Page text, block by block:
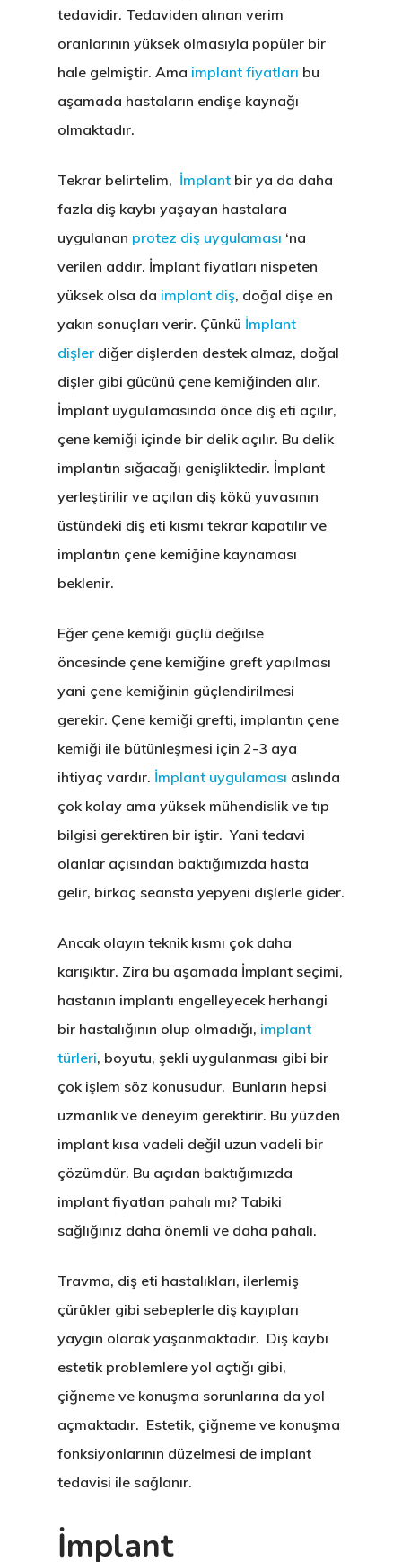
tedavidir. Tedaviden alınan verim
oranlarının yüksek olmasıyla popüler bir
hale gelmiştir. Ama implant fiyatları bu
aşamada hastaların endişe kaynağı
olmaktadır.
Tekrar belirtelim, İmplant bir ya da daha
fazla diş kaybı yaşayan hastalara
uygulanan protez diş uygulaması ‘na
verilen addır. İmplant fiyatları nispeten
yüksek olsa da implant diş, doğal dişe en
yakın sonuçları verir. Çünkü İmplant
dişler diğer dişlerden destek almaz, doğal
dişler gibi gücünü çene kemiğinden alır.
İmplant uygulamasında önce diş eti açılır,
çene kemiği içinde bir delik açılır. Bu delik
implantın sığacağı genişliktedir. İmplant
yerleştirilir ve açılan diş kökü yuvasının
üstündeki diş eti kısmı tekrar kapatılır ve
implantın çene kemiğine kaynaması
beklenir.
Eğer çene kemiği güçlü değilse
öncesinde çene kemiğine greft yapılması
yani çene kemiğinin güçlendirilmesi
gerekir. Çene kemiği grefti, implantın çene
kemiği ile bütünleşmesi için 2-3 aya
ihtiyaç vardır. İmplant uygulaması aslında
çok kolay ama yüksek mühendislik ve tıp
bilgisi gerektiren bir iştir. Yani tedavi
olanlar açısından baktığımızda hasta
gelir, birkaç seansta yepyeni dişlerle gider.
Ancak olayın teknik kısmı çok daha
karışıktır. Zira bu aşamada İmplant seçimi,
hastanın implantı engelleyecek herhangi
bir hastalığının olup olmadığı, implant
türleri, boyutu, şekli uygulanması gibi bir
çok işlem söz konusudur. Bunların hepsi
uzmanlık ve deneyim gerektirir. Bu yüzden
implant kısa vadeli değil uzun vadeli bir
çözümdür. Bu açıdan baktığımızda
implant fiyatları pahalı mı? Tabiki
sağlığınız daha önemli ve daha pahalı.
Travma, diş eti hastalıkları, ilerlemiş
çürükler gibi sebeplerle diş kayıpları
yaygın olarak yaşanmaktadır. Diş kaybı
estetik problemlere yol açtığı gibi,
çiğneme ve konuşma sorunlarına da yol
açmaktadır. Estetik, çiğneme ve konuşma
fonksiyonlarının düzelmesi de implant
tedavisi ile sağlanır.
İmplant